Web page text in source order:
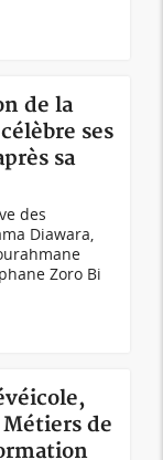
de la
ses
sa
des
Diawara,
Zoro Bi
de